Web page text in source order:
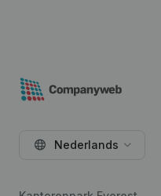
Nederlands